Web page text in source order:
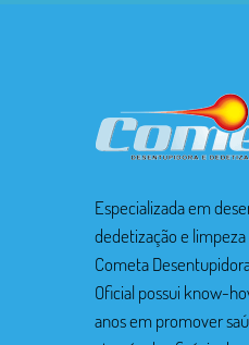
Especializada em
dedetização e limpeza
Cometa
Oficial possui know-
anos em promover